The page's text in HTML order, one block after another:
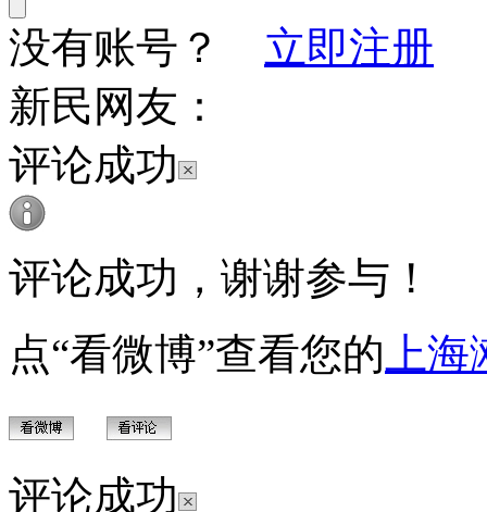
没有账号？ 立即注册
新民网友：
评论成功
评论成功，谢谢参与！
点“看微博”查看您的 上
评论成功